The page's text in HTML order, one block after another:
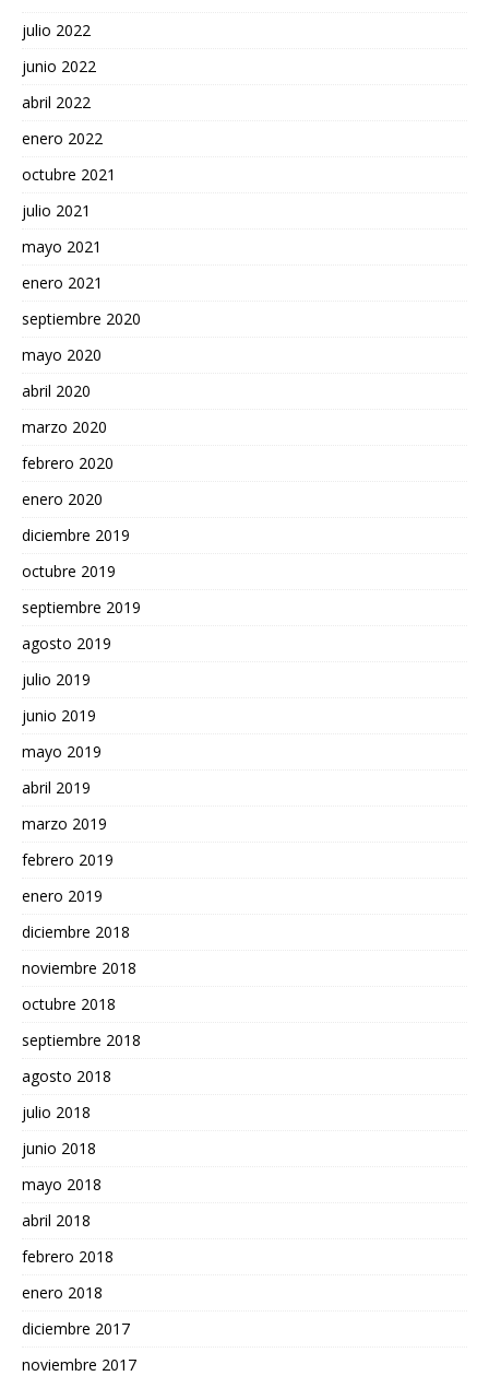
julio 2022
junio 2022
abril 2022
enero 2022
octubre 2021
julio 2021
mayo 2021
enero 2021
septiembre 2020
mayo 2020
abril 2020
marzo 2020
febrero 2020
enero 2020
diciembre 2019
octubre 2019
septiembre 2019
agosto 2019
julio 2019
junio 2019
mayo 2019
abril 2019
marzo 2019
febrero 2019
enero 2019
diciembre 2018
noviembre 2018
octubre 2018
septiembre 2018
agosto 2018
julio 2018
junio 2018
mayo 2018
abril 2018
febrero 2018
enero 2018
diciembre 2017
noviembre 2017